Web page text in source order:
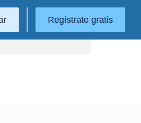
Regístrate gratis